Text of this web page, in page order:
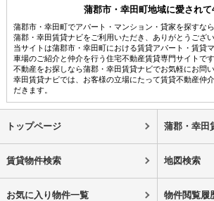
蒲郡市・幸田町地域に愛されて
蒲郡市・幸田町でアパート・マンション・貸家を探すな
蒲郡・幸田賃貸ナビをご利用いただき、ありがとうござい
当サイトは蒲郡市・幸田町における賃貸アパート・賃貸
車場のご紹介と仲介を行う住宅不動産賃貸専門サイトで
不動産をお探しなら蒲郡・幸田賃貸ナビでお気軽にお問
幸田賃貸ナビでは、お客様の立場にたって賃貸不動産仲
だきます。
トップページ 蒲郡・幸田
賃貸物件検索 地図検索
お気に入り物件一覧 物件閲覧履